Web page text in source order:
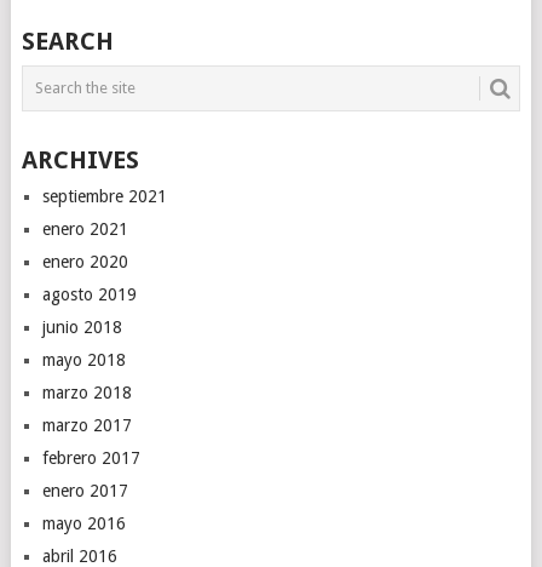
SEARCH
ARCHIVES
septiembre 2021
enero 2021
enero 2020
agosto 2019
junio 2018
mayo 2018
marzo 2018
marzo 2017
febrero 2017
enero 2017
mayo 2016
abril 2016